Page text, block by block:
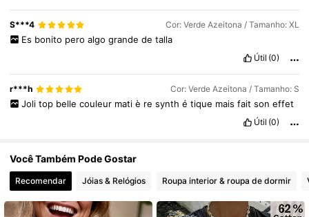
4,71
S***4 Cor: Verde Azeitona / Tamanho: XL
Es bonito pero algo grande de talla
Útil (0)
r***h Cor: Verde Azeitona / Tamanho: S
Joli top belle couleur mati è re synth é tique mais fait son effet
Útil (0)
Você Também Pode Gostar
Recomendar Jóias & Relógios Roupa interior & roupa de dormir